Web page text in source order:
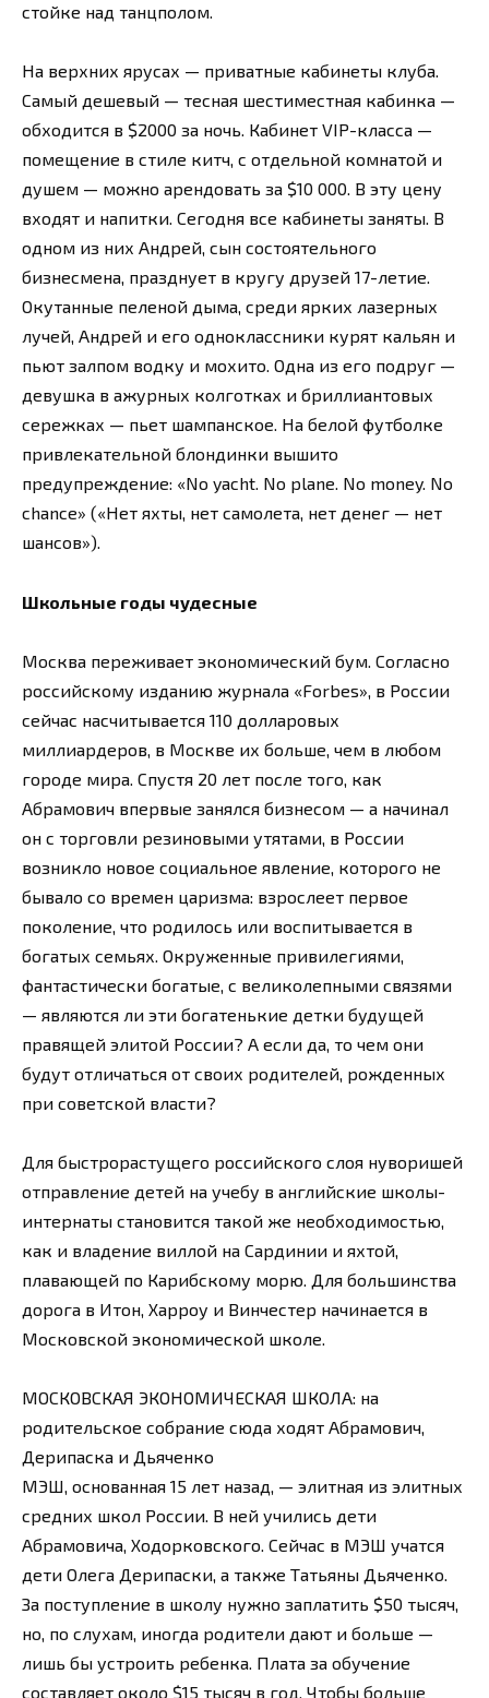
стойке над танцполом.
На верхних ярусах — приватные кабинеты клуба.
Самый дешевый — тесная шестиместная кабинка —
обходится в $2000 за ночь. Кабинет VIP-класса —
помещение в стиле китч, с отдельной комнатой и
душем — можно арендовать за $10 000. В эту цену
входят и напитки. Сегодня все кабинеты заняты. В
одном из них Андрей, сын состоятельного
бизнесмена, празднует в кругу друзей 17-летие.
Окутанные пеленой дыма, среди ярких лазерных
лучей, Андрей и его одноклассники курят кальян и
пьют залпом водку и мохито. Одна из его подруг —
девушка в ажурных колготках и бриллиантовых
сережках — пьет шампанское. На белой футболке
привлекательной блондинки вышито
предупреждение: «No yacht. No plane. No money. No
chance» («Нет яхты, нет самолета, нет денег — нет
шансов»).
Школьные годы чудесные
Москва переживает экономический бум. Согласно
российскому изданию журнала «Forbes», в России
сейчас насчитывается 110 долларовых
миллиардеров, в Москве их больше, чем в любом
городе мира. Спустя 20 лет после того, как
Абрамович впервые занялся бизнесом — а начинал
он с торговли резиновыми утятами, в России
возникло новое социальное явление, которого не
бывало со времен царизма: взрослеет первое
поколение, что родилось или воспитывается в
богатых семьях. Окруженные привилегиями,
фантастически богатые, с великолепными связями
— являются ли эти богатенькие детки будущей
правящей элитой России? А если да, то чем они
будут отличаться от своих родителей, рожденных
при советской власти?
Для быстрорастущего российского слоя нуворишей
отправление детей на учебу в английские школы-
интернаты становится такой же необходимостью,
как и владение виллой на Сардинии и яхтой,
плавающей по Карибскому морю. Для большинства
дорога в Итон, Харроу и Винчестер начинается в
Московской экономической школе.
МОСКОВСКАЯ ЭКОНОМИЧЕСКАЯ ШКОЛА: на
родительское собрание сюда ходят Абрамович,
Дерипаска и Дьяченко
МЭШ, основанная 15 лет назад, — элитная из элитных
средних школ России. В ней учились дети
Абрамовича, Ходорковского. Сейчас в МЭШ учатся
дети Олега Дерипаски, а также Татьяны Дьяченко.
За поступление в школу нужно заплатить $50 тысяч,
но, по слухам, иногда родители дают и больше —
лишь бы устроить ребенка. Плата за обучение
составляет около $15 тысяч в год. Чтобы больше